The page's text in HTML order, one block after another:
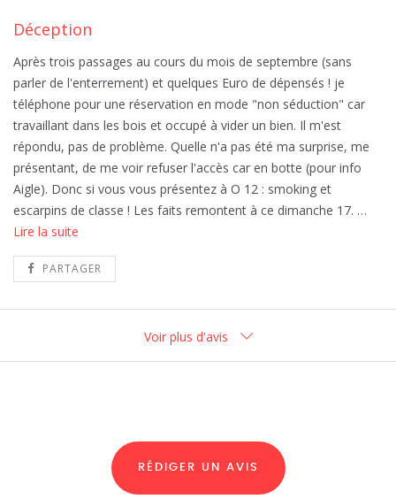
Déception
Après trois passages au cours du mois de septembre (sans
parler de l'enterrement) et quelques Euro de dépensés ! je
téléphone pour une réservation en mode "non séduction" car
travaillant dans les bois et occupé à vider un bien. Il m'est
répondu, pas de problème. Quelle n'a pas été ma surprise, me
présentant, de me voir refuser l'accès car en botte (pour info
Aigle). Donc si vous vous présentez à O 12 : smoking et
escarpins de classe ! Les faits remontent à ce dimanche 17. …
Lire la suite
PARTAGER
Voir plus d'avis
RÉDIGER UN AVIS